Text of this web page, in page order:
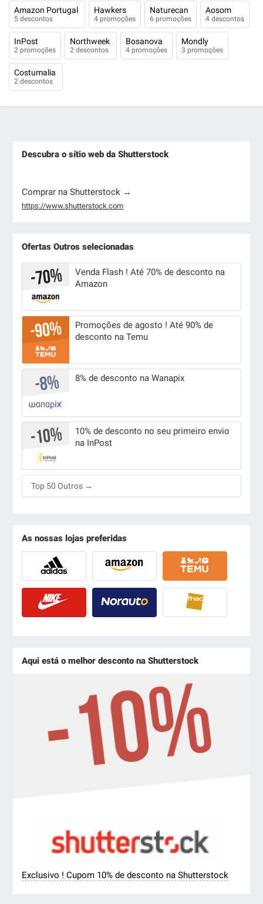
Amazon Portugal
5 descontos
Hawkers
4 promoções
Naturecan
6 promoções
Aosom
4 descontos
InPost
2 promoções
Northweek
2 descontos
Bosanova
4 promoções
Mondly
3 promoções
Costumalia
2 descontos
Descubra o sítio web da Shutterstock
Comprar na Shutterstock →
https://www.shutterstock.com
Ofertas Outros selecionadas
Venda Flash ! Até 70% de desconto na
Amazon
Promoções de agosto ! Até 90% de
desconto na Temu
8% de desconto na Wanapix
10% de desconto no seu primeiro envio
na InPost
Top 50 Outros →
As nossas lojas preferidas
Aqui está o melhor desconto na Shutterstock
Exclusivo ! Cupom 10% de desconto na Shutterstock